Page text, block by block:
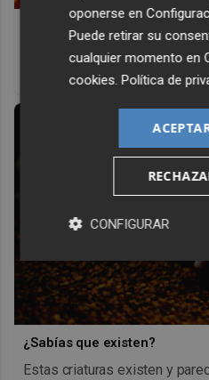
Corepunk MMORPG
Un verdadero MMORPG de la
antes, pero mejor!
¿Sabías que existen?
Estas criaturas existen y
oponerse en
Puede retirar su
cualquier momento en
cookies .Política de
CONFIGURAR